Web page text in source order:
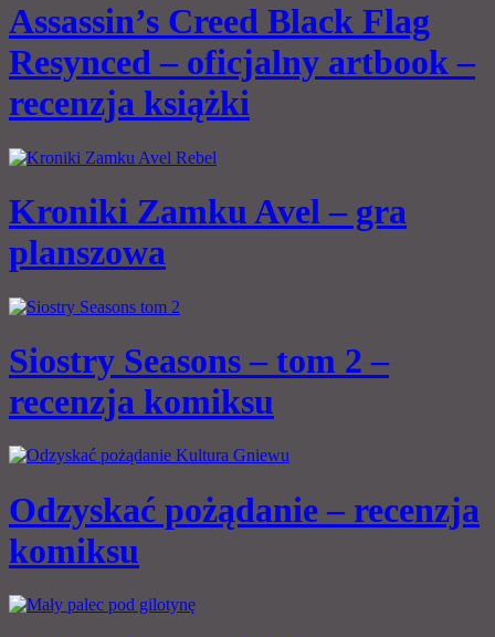
Assassin’s Creed Black Flag
Resynced – oficjalny artbook –
recenzja książki
Kroniki Zamku Avel – gra
planszowa
Siostry Seasons – tom 2 –
recenzja komiksu
Odzyskać pożądanie – recenzja
komiksu